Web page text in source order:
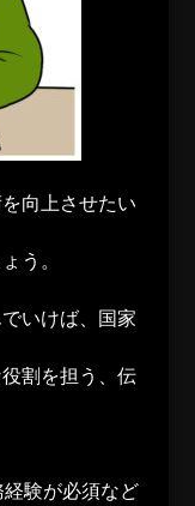
向上させたい
う。
いけば、国家
割を担う、伝
験が必須など